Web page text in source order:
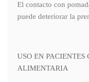
El contacto con
puede deteriorar la
USO EN
ALIMENTARIA